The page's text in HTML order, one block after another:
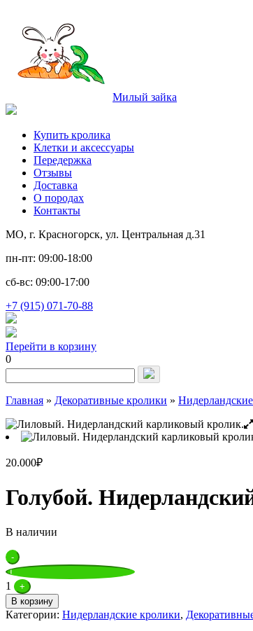
Милый зайка
Купить кролика
Клетки и аксессуары
Передержка
Отзывы
Доставка
О породах
Контакты
МО, г. Красногорск, ул. Центральная д.31
пн-пт: 09:00-18:00
сб-вс: 09:00-17:00
+7 (915) 071-70-88
Перейти в корзину
0
Запрос
для
поиска:
Главная » Декоративные кролики »
20.000₽
Голубой.
В наличии
Quantity
-
1
+
В корзину
Категории: Нидерландские кролики,